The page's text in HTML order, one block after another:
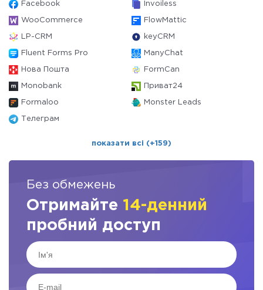
Facebook Invoiless
WooCommerce FlowMattic
LP-CRM keyCRM
Fluent Forms Pro ManyChat
Нова Пошта FormCan
Monobank Приват24
Formaloo Monster Leads
Телеграм
показати всі (+159)
Без обмежень
Отримайте 14-денний
пробний доступ